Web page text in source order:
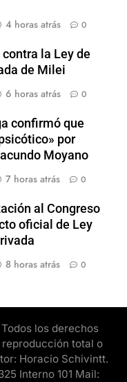
4 horas atrás 0
la Ley de
de Milei
6 horas atrás 0
confirmó que
por
Moyano
7 horas atrás 0
al Congreso
oficial de Ley
8 horas atrás 0
los derechos
total o
Horacio Schivintt.
Interno 101 Mail: